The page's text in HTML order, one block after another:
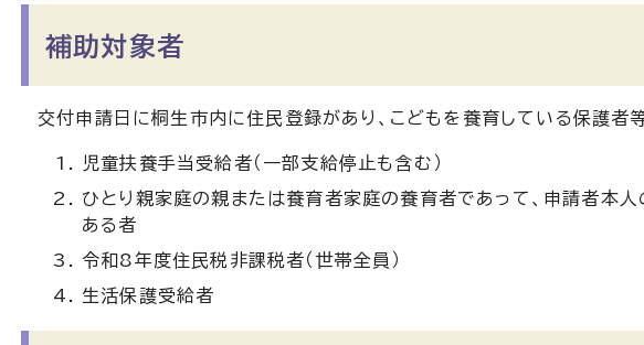
補助対象者
交付申請日に桐生市内に住民登録があり、こどもを養育している保護者
児童扶養手当受給者（一部支給停止も含む）
ひとり親家庭の親または養育者家庭の養育者であって、申請者本
ある者
令和8年度住民税非課税者（世帯全員）
生活保護受給者